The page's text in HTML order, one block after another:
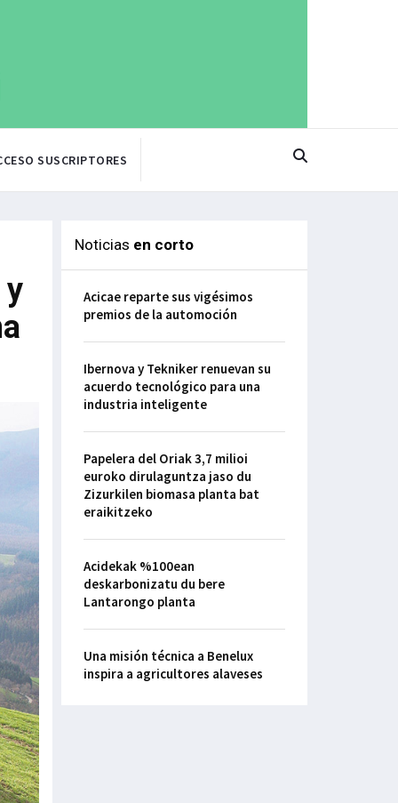
SUSCRIPTORES
y
Noticias en corto
Acicae reparte sus vigésimos
premios de la automoción
Ibernova y Tekniker renuevan su
acuerdo tecnológico para una
industria inteligente
Papelera del Oriak 3,7 milioi
euroko dirulaguntza jaso du
Zizurkilen biomasa planta bat
eraikitzeko
Acidekak %100ean
deskarbonizatu du bere
Lantarongo planta
Una misión técnica a Benelux
inspira a agricultores alaveses